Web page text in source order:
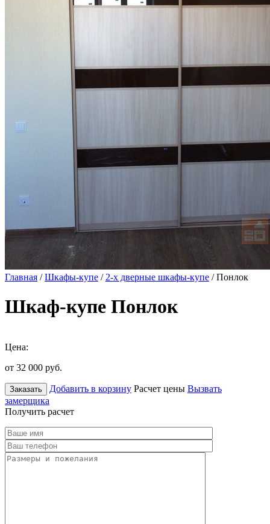
Главная /Шкафы-купе / 2-х дверные шкафы-купе / Понлок
Шкаф-купе Понлок
Цена:
от 32 000 руб.
Заказать Добавить в корзину Расчет цены Вызвать
замерщика
Получить расчет